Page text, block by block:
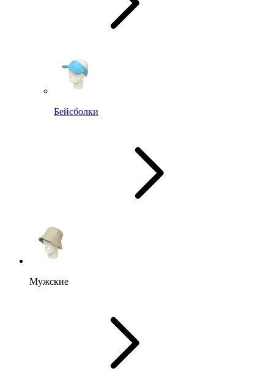
Бейсболки
Мужские